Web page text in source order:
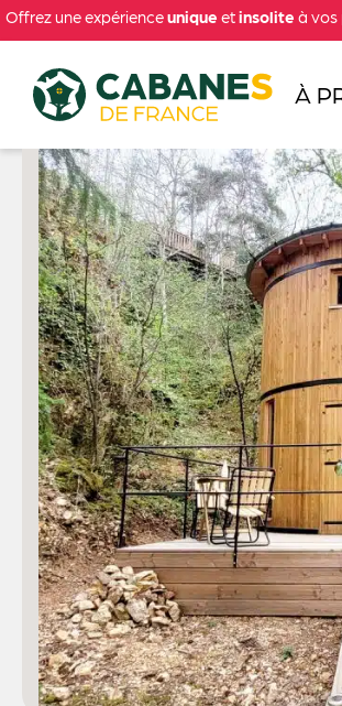
Offrez une expérienceunique etinsolite à vos
À